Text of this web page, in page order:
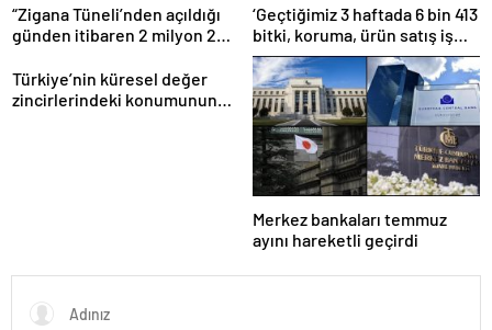
getireceğiz’
“Zigana Tüneli’nden açıldığı
günden itibaren 2 milyon 200
‘Geçtiğimiz 3 haftada 6 bin 413
bitki, koruma, ürün satış iş
yeri denetlendi’
Türkiye’nin küresel değer
zincirlerindeki konumunun
Merkez bankaları temmuz
ayını hareketli geçirdi